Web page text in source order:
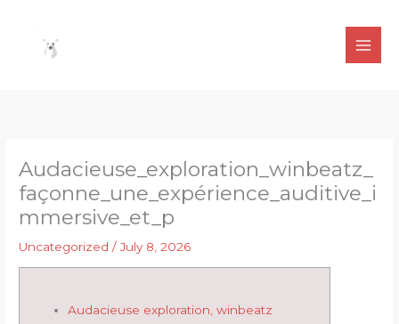
content
Audacieuse_exploration_winbeatz_
façonne_une_expérience_auditive_i
mmersive_et_p
Uncategorized /July 8, 2026
Audacieuse exploration, winbeatz